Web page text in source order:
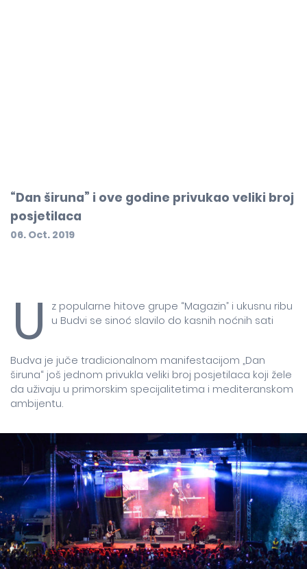
“Dan širuna” i ove godine privukao veliki broj
posjetilaca
06. Oct. 2019
U
z popularne hitove grupe “Magazin” i ukusnu ribu
u Budvi se sinoć slavilo do kasnih noćnih sati
Budva je juče tradicionalnom manifestacijom „Dan
širuna“ još jednom privukla veliki broj posjetilaca koji žele
da uživaju u primorskim specijalitetima i mediteranskom
ambijentu.